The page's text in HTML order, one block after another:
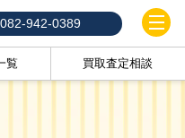
082-942-0389
覧 買取査定相談